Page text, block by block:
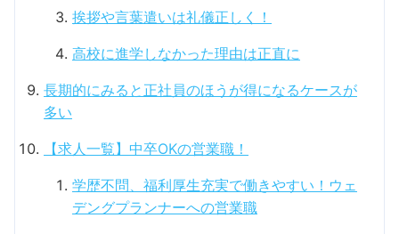
挨拶や言葉遣いは礼儀正しく！
高校に進学しなかった理由は正直に
長期的にみると正社員のほうが得になるケースが
多い
【求人一覧】中卒OKの営業職！
学歴不問、福利厚生充実で働きやすい！ウェ
デングプランナーへの営業職